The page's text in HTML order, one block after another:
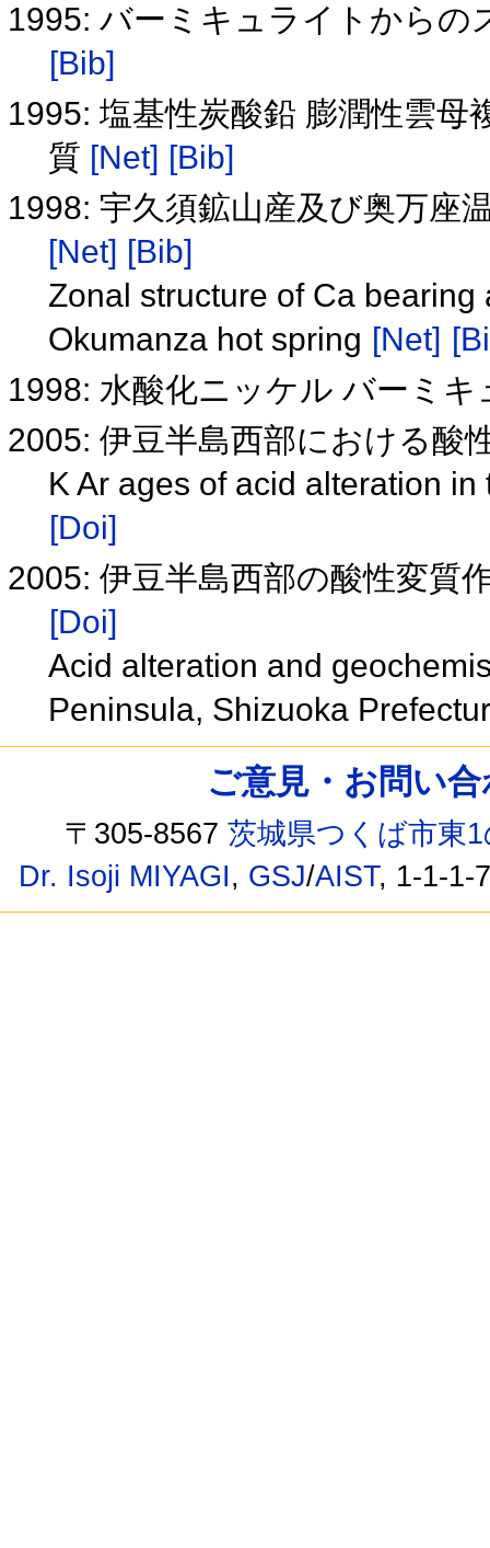
1995: バーミキュライトから
[Bib]
1995: 塩基性炭酸鉛 膨潤性雲
質 [Net] [Bib]
1998: 宇久須鉱山産及び奥万座
[Net] [Bib]
Zonal structure of Ca
Okumanza hot spring [Net]
1998: 水酸化ニッケル バーミ
2005: 伊豆半島西部における酸
K Ar ages of acid alteration
[Doi]
2005: 伊豆半島西部の酸性変質
[Doi]
Acid alteration and
Peninsula, Shizuoka
ご意見・お問い
〒305-8567茨城県つくば市東
Dr. Isoji MIYAGI, GSJ/AIST, 1-1-1-